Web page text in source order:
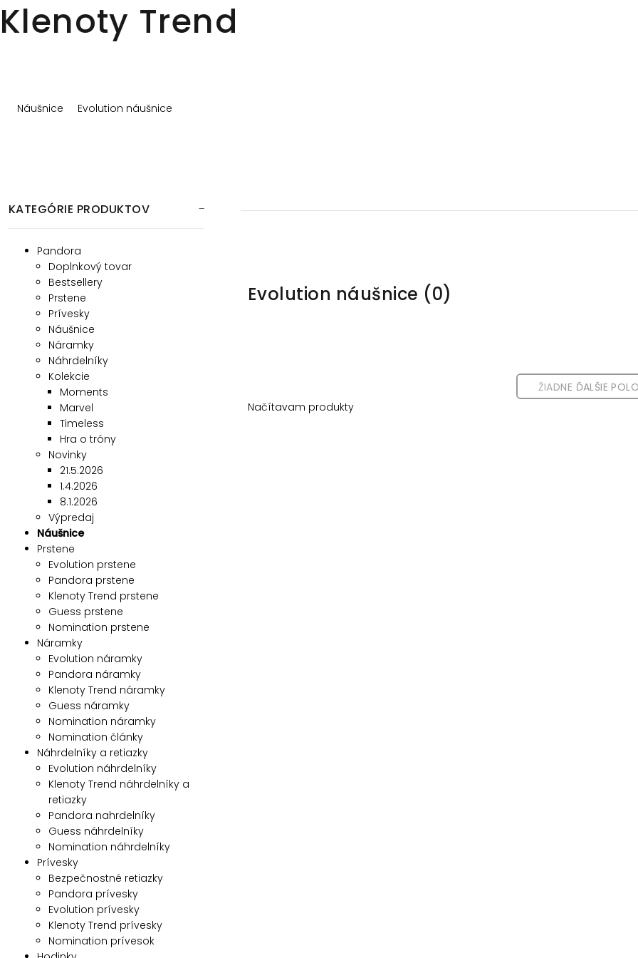
Klenoty Trend
Náušnice Evolution náušnice
KATEGÓRIE PRODUKTOV
Pandora
Doplnkový tovar
Bestsellery
Prstene
Prívesky
Náušnice
Náramky
Náhrdelníky
Kolekcie
Moments
Marvel
Timeless
Hra o tróny
Novinky
21.5.2026
1.4.2026
8.1.2026
Výpredaj
Náušnice
Prstene
Evolution prstene
Pandora prstene
Klenoty Trend prstene
Guess prstene
Nomination prstene
Náramky
Evolution náramky
Pandora náramky
Klenoty Trend náramky
Guess náramky
Nomination náramky
Nomination články
Náhrdelníky a retiazky
Evolution náhrdelníky
Klenoty Trend náhrdelníky a
retiazky
Pandora nahrdelníky
Guess náhrdelníky
Nomination náhrdelníky
Prívesky
Bezpečnostné retiazky
Pandora prívesky
Evolution prívesky
Klenoty Trend prívesky
Nomination prívesok
Evolution náušnice (0)
ŽIADNE ĎALŠIE
Načítavam produkty